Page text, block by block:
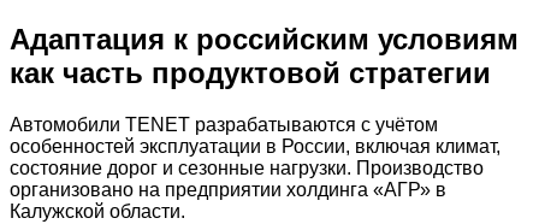
Адаптация к российским условиям
как часть продуктовой стратегии
Автомобили TENET разрабатываются с учётом
особенностей эксплуатации в России, включая климат,
состояние дорог и сезонные нагрузки. Производство
организовано на предприятии холдинга «АГР» в
Калужской области.